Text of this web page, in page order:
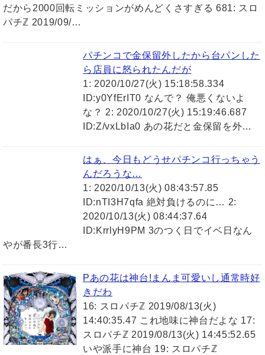
だから2000回転ミッションがめんどくさすぎる 681: スロ
パチℤ 2019/09/…
パチンコで金保留外したから台パンした
ら店員に怒られたんだが
1: 2020/10/27(火) 15:18:58.334
ID:y0YfErIT0 なんで？ 俺悪くないよ
な？ 2: 2020/10/27(火) 15:19:46.687
ID:Z/vxLbIa0 あの花だと金保留を外…
はぁ、今日もどうせパチンコ行っちゃう
んだろうな…
1: 2020/10/13(火) 08:43:57.85
ID:nTI3H7qfa 絶対負けるのに… 2:
2020/10/13(火) 08:44:37.64
ID:KrrlyH9PM 3のつく日でイベ日なん
やが番長3行…
Pあの花は神台!まんま可愛いし通常時好
きだわ
16: スロパチℤ 2019/08/13(火)
14:40:35.47 これ地味に神台だよな 17:
スロパチℤ 2019/08/13(火) 14:45:52.65
いや派手に神台 19: スロパチℤ